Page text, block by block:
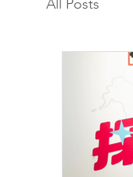
All Posts